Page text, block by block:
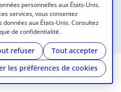
personnelles aux États-Unis.
services, vous consentez
aux États-Unis. Consultez
de confidentialité.
refuser
Tout accepter
les préférences de cookies